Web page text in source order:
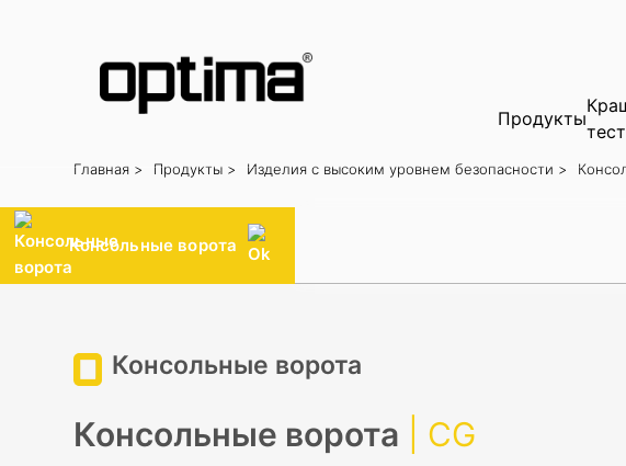
Попюлер: Барьер Блокировка дороги Боллард Раздвижные ворота
Система распознавания номерных знаков
Продукты
Главная > Продукты > Изделия с высоким уровнем безопасности >
Консольные ворота
Консольные ворота
Консольные ворота | CG